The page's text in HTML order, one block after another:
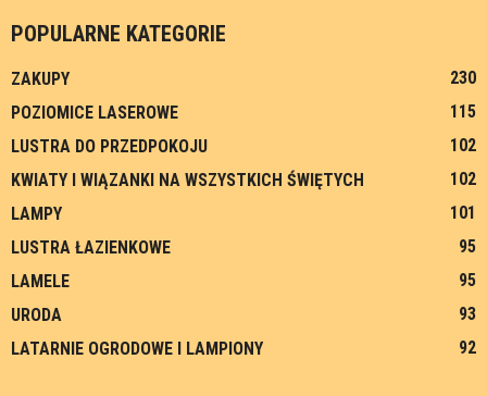
POPULARNE KATEGORIE
ZAKUPY
230
POZIOMICE LASEROWE
115
LUSTRA DO PRZEDPOKOJU
102
KWIATY I WIĄZANKI NA WSZYSTKICH ŚWIĘTYCH
102
LAMPY
101
LUSTRA ŁAZIENKOWE
95
LAMELE
95
URODA
93
LATARNIE OGRODOWE I LAMPIONY
92